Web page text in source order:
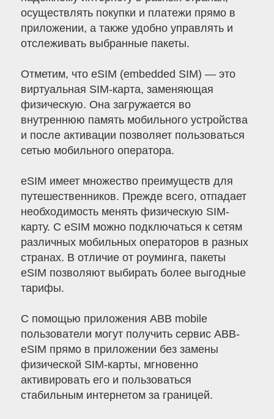
осуществлять покупки и платежи прямо в
приложении, а также удобно управлять и
отслеживать выбранные пакеты.
Отметим, что eSIM (embedded SIM) — это
виртуальная SIM-карта, заменяющая
физическую. Она загружается во
внутреннюю память мобильного устройства
и после активации позволяет пользоваться
сетью мобильного оператора.
eSIM имеет множество преимуществ для
путешественников. Прежде всего, отпадает
необходимость менять физическую SIM-
карту. С eSIM можно подключаться к сетям
различных мобильных операторов в разных
странах. В отличие от роуминга, пакеты
eSIM позволяют выбирать более выгодные
тарифы.
С помощью приложения ABB mobile
пользователи могут получить сервис ABB-
eSIM прямо в приложении без замены
физической SIM-карты, мгновенно
активировать его и пользоваться
стабильным интернетом за границей.